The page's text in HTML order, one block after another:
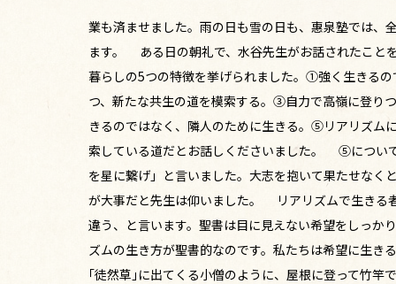
業も済ませました。雨の日も雪の日も、惠泉塾では、
ます。 ある日の朝礼で、水谷先生がお話されたこと
暮らしの5つの特徴を挙げられました。①強く生きる
つ、新たな共生の道を模索する。③自力で高嶺に登り
きるのではなく、隣人のために生きる。⑤リアリズム
索している道だとお話しくださいました。 ⑤につい
を星に繋げ」と言いました。大志を抱いて果たせなく
が大事だと先生は仰いました。 リアリズムで生きる
違う、と言います。聖書は目に見えない希望をしっか
ズムの生き方が聖書的なのです。私たちは希望に生き
｢徒然草｣に出てくる小僧のように、屋根に登って竹